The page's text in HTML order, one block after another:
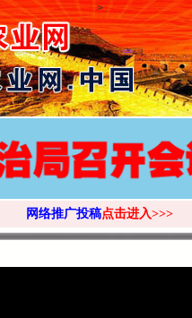
>
网络推广投稿点击进入>>>